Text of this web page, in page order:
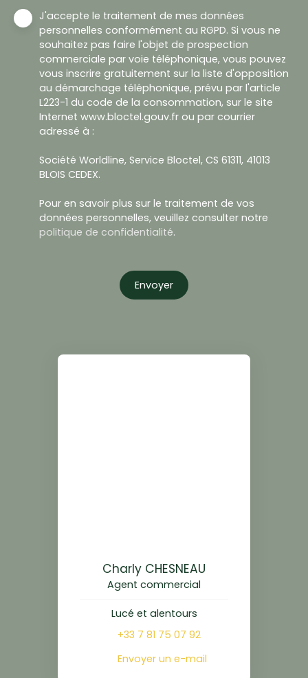
J'accepte le traitement de mes données
personnelles conformément au RGPD. Si vous ne
souhaitez pas faire l'objet de prospection
commerciale par voie téléphonique, vous pouvez
vous inscrire gratuitement sur la liste d'opposition
au démarchage téléphonique, prévu par l'article
L223-1 du code de la consommation, sur le site
Internet www.bloctel.gouv.fr ou par courrier
adressé à :
Société Worldline, Service Bloctel, CS 61311, 41013
BLOIS CEDEX.
Pour en savoir plus sur le traitement de vos
données personnelles, veuillez consulter notre
politique de confidentialité.
Envoyer
Charly CHESNEAU
Agent commercial
Lucé et alentours
+33 7 81 75 07 92
Envoyer un e-mail